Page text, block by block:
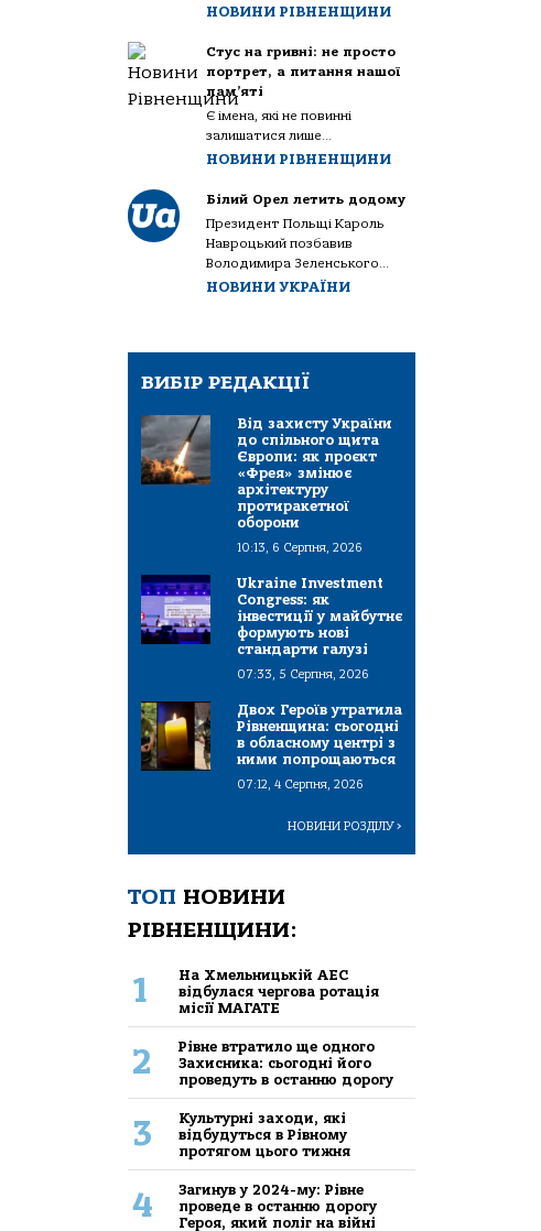
НОВИНИ РІВНЕНЩИНИ
Стус на гривні: не просто
портрет, а питання нашої
пам’яті
Є імена, які не повинні
залишатися лише...
НОВИНИ РІВНЕНЩИНИ
Білий Орел летить додому
Президент Польщі Кароль
Навроцький позбавив
Володимира Зеленського...
НОВИНИ УКРАЇНИ
ВИБІР РЕДАКЦІЇ
Від захисту України
до спільного щита
Європи: як проєкт
«Фрея» змінює
архітектуру
протиракетної
оборони
10:13, 6 Серпня, 2026
Ukraine Investment
Congress: як
інвестиції у майбутнє
формують нові
стандарти галузі
07:33, 5 Серпня, 2026
Двох Героїв утратила
Рівненщина: сьогодні
в обласному центрі з
ними попрощаються
07:12, 4 Серпня, 2026
НОВИНИ РОЗДІЛУ>
ТОП НОВИНИ
РІВНЕНЩИНИ:
1
На Хмельницькій АЕС
відбулася чергова ротація
місії МАГАТЕ
2
Рівне втратило ще одного
Захисника: сьогодні його
проведуть в останню дорогу
3
Культурні заходи, які
відбудуться в Рівному
протягом цього тижня
4
Загинув у 2024-му: Рівне
проведе в останню дорогу
Героя, який поліг на війні